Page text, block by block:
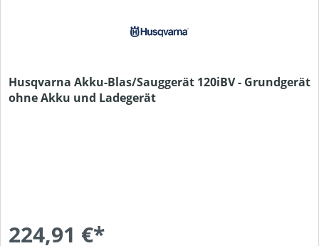
Husqvarna Akku-Blas/Sauggerät 120iBV - Grundgerät
ohne Akku und Ladegerät
224,91 €*